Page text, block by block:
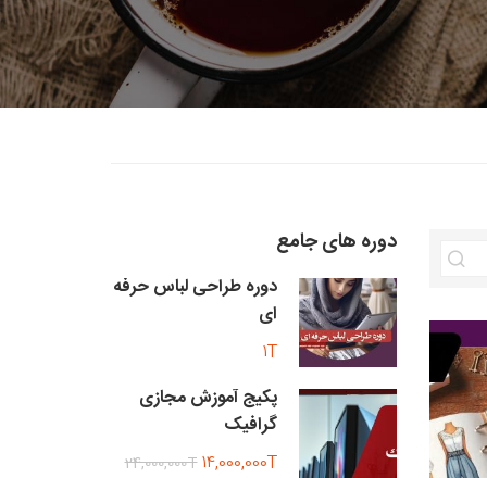
دوره های جامع
دوره طراحی لباس حرفه
ای
1T
پکیج آموزش مجازی
گرافیک
24,000,000T 14,000,000T